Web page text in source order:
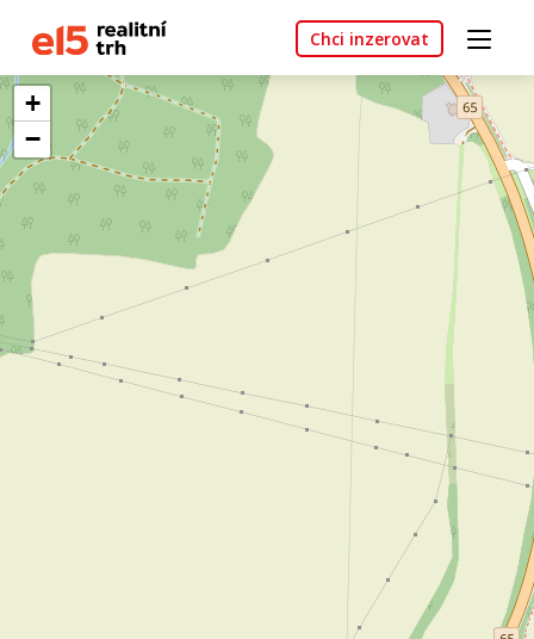
Chci inzerovat
+
−